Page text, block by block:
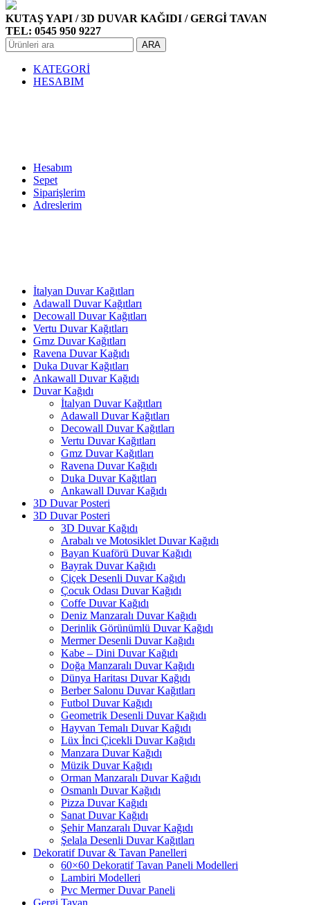
KUTAŞ YAPI / 3D DUVAR KAĞIDI / GERGİ TAVAN
TEL: 0545 950 9227
ARA
KATEGORİ
HESABIM
Hesabım
Sepet
Siparişlerim
Adreslerim
İtalyan Duvar Kağıtları
Adawall Duvar Kağıtları
Decowall Duvar Kağıtları
Vertu Duvar Kağıtları
Gmz Duvar Kağıtları
Ravena Duvar Kağıdı
Duka Duvar Kağıtları
Ankawall Duvar Kağıdı
Duvar Kağıdı
İtalyan Duvar Kağıtları
Adawall Duvar Kağıtları
Decowall Duvar Kağıtları
Vertu Duvar Kağıtları
Gmz Duvar Kağıtları
Ravena Duvar Kağıdı
Duka Duvar Kağıtları
Ankawall Duvar Kağıdı
3D Duvar Posteri
3D Duvar Posteri
3D Duvar Kağıdı
Arabalı ve Motosiklet Duvar Kağıdı
Bayan Kuaförü Duvar Kağıdı
Bayrak Duvar Kağıdı
Çiçek Desenli Duvar Kağıdı
Çocuk Odası Duvar Kağıdı
Coffe Duvar Kağıdı
Deniz Manzaralı Duvar Kağıdı
Derinlik Görünümlü Duvar Kağıdı
Mermer Desenli Duvar Kağıdı
Kabe – Dini Duvar Kağıdı
Doğa Manzaralı Duvar Kağıdı
Dünya Haritası Duvar Kağıdı
Berber Salonu Duvar Kağıtları
Futbol Duvar Kağıdı
Geometrik Desenli Duvar Kağıdı
Hayvan Temalı Duvar Kağıdı
Lüx İnci Çicekli Duvar Kağıdı
Manzara Duvar Kağıdı
Müzik Duvar Kağıdı
Orman Manzaralı Duvar Kağıdı
Osmanlı Duvar Kağıdı
Pizza Duvar Kağıdı
Sanat Duvar Kağıdı
Şehir Manzaralı Duvar Kağıdı
Şelala Desenli Duvar Kağıtları
Dekoratif Duvar & Tavan Panelleri
60×60 Dekoratif Tavan Paneli Modelleri
Lambiri Modelleri
Pvc Mermer Duvar Paneli
Gergi Tavan